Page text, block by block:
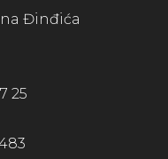
Đinđića
25